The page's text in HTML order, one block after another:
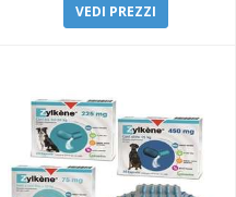
VEDI PREZZI